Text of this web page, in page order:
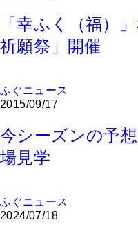
「幸ふく（福）
祈願祭」開催
ふぐニュース
2015/09/17
今シーズンの予
場見学
ふぐニュース
2024/07/18